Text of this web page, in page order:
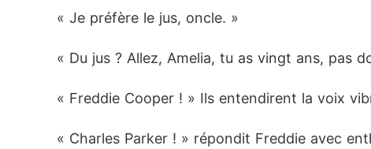
« Je préfère le jus, oncle. »
« Du jus ? Allez, Amelia, tu as vingt ans, pas
« Freddie Cooper ! » Ils entendirent la voix
« Charles Parker ! » répondit Freddie avec